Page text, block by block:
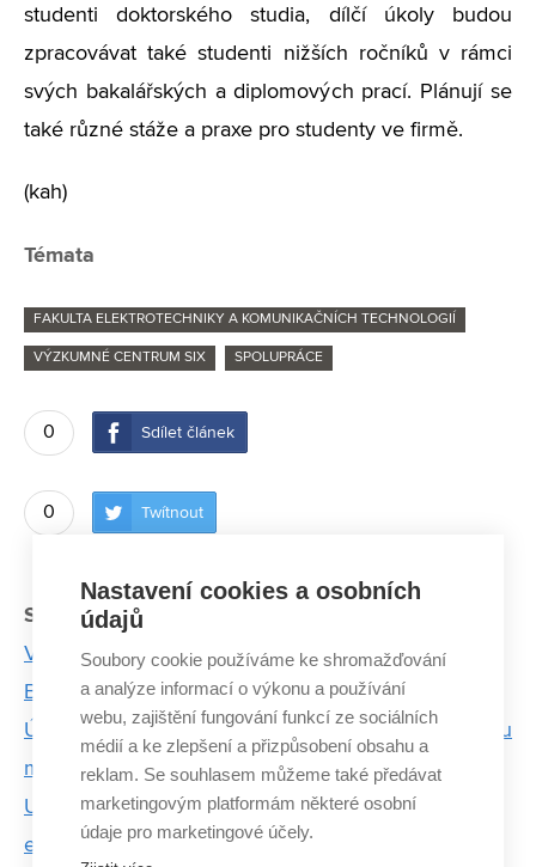
studenti doktorského studia, dílčí úkoly budou
zpracovávat také studenti nižších ročníků v rámci
svých bakalářských a diplomových prací. Plánují se
také různé stáže a praxe pro studenty ve firmě.
(kah)
Témata
FAKULTA ELEKTROTECHNIKY A KOMUNIKAČNÍCH TECHNOLOGIÍ
VÝZKUMNÉ CENTRUM SIX SPOLUPRÁCE
0 Sdílet článek
0 Twítnout
Související články:
Vesmírný výzkum, to jsou roky čekání
Bolesti čelistí pomůže řešit unikátní software
Úspěch projektu ADWICE: Rakouští kolegové budou
mentory Centru SIX
Unikátní systém umí včas varovat před požárem v
elektrárnách
Nastavení cookies a osobních
údajů
Soubory cookie používáme ke shromažďování
a analýze informací o výkonu a používání
webu, zajištění fungování funkcí ze sociálních
médií a ke zlepšení a přizpůsobení obsahu a
reklam. Se souhlasem můžeme také předávat
marketingovým platformám některé osobní
údaje pro marketingové účely.